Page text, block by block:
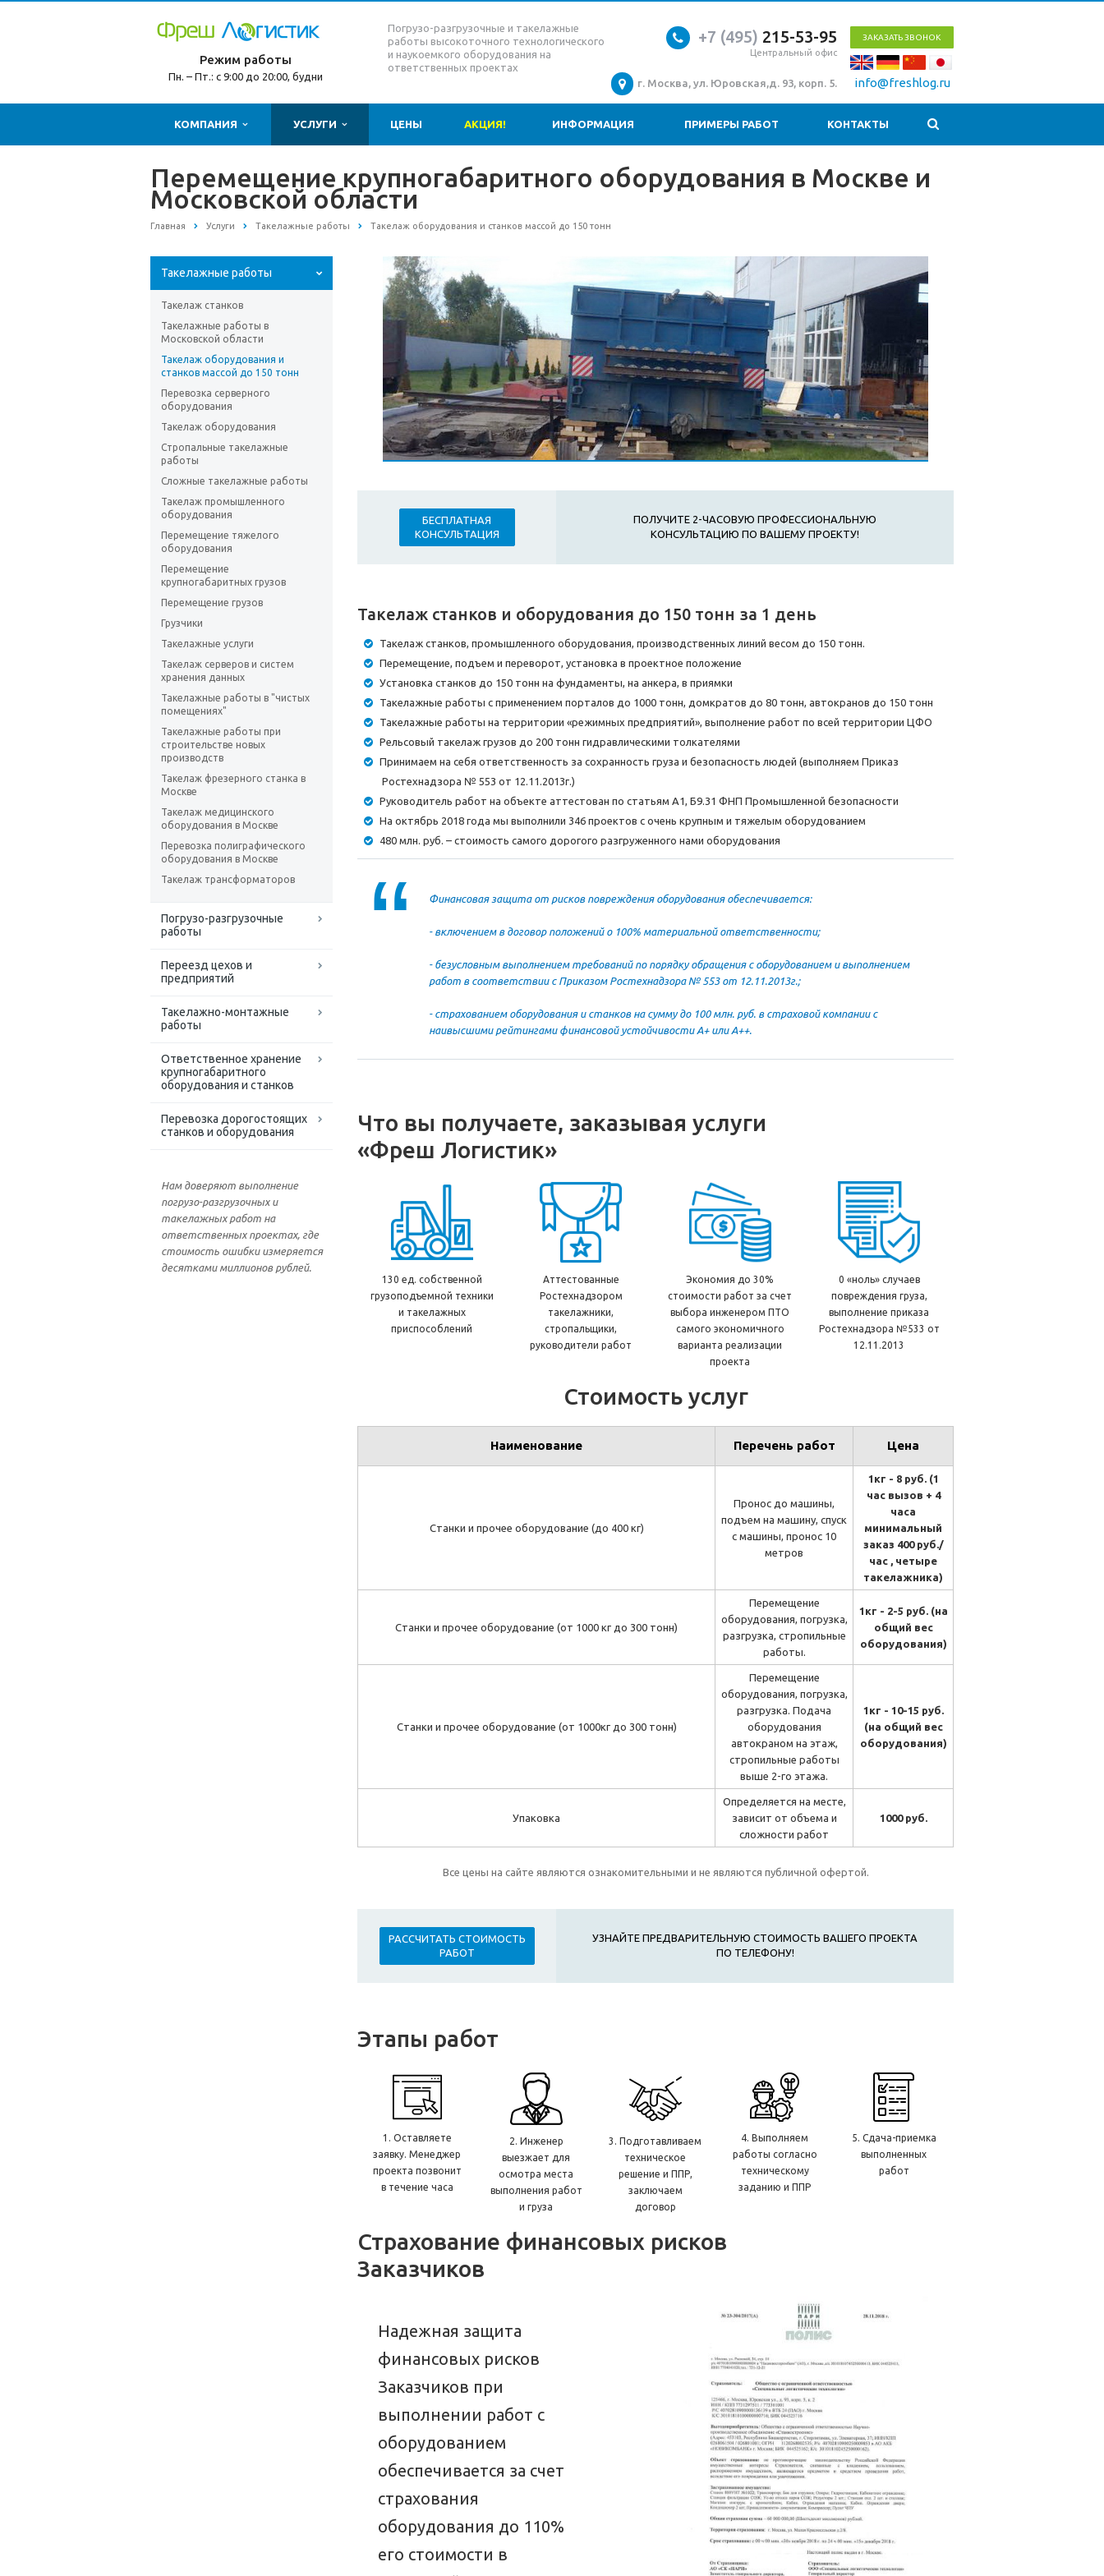
Режим работы
Пн. – Пт.: с 9:00 до 20:00, будни
Погрузо-разгрузочные и такелажные
работы высокоточного технологического
и наукоемкого оборудования на
ответственных проектах
ЗАКАЗАТЬ ЗВОНОК
info@freshlog.ru
+7 (495) 215-53-95
Центральный офис
г. Москва, ул. Юровская,д. 93, корп. 5.
КОМПАНИЯ УСЛУГИ ЦЕНЫ АКЦИЯ! ИНФОРМАЦИЯ ПРИМЕРЫ РАБОТ КОНТАКТЫ
Перемещение крупногабаритного оборудования в Москве и
Московской области
Главная Услуги Такелажные работы Такелаж оборудования и станков массой до 150 тонн
Такелажные работы
Такелаж станков
Такелажные работы в
Московской области
Такелаж оборудования и
станков массой до 150 тонн
Перевозка серверного
оборудования
Такелаж оборудования
Стропальные такелажные
работы
Сложные такелажные работы
Такелаж промышленного
оборудования
Перемещение тяжелого
оборудования
Перемещение
крупногабаритных грузов
Перемещение грузов
Грузчики
Такелажные услуги
Такелаж серверов и систем
хранения данных
Такелажные работы в "чистых
помещениях"
Такелажные работы при
строительстве новых
производств
Такелаж фрезерного станка в
Москве
Такелаж медицинского
оборудования в Москве
Перевозка полиграфического
оборудования в Москве
Такелаж трансформаторов
Погрузо-разгрузочные
работы
Переезд цехов и
предприятий
Такелажно-монтажные
работы
Ответственное хранение
крупногабаритного
оборудования и станков
Перевозка дорогостоящих
станков и оборудования
Нам доверяют выполнение
погрузо-разгрузочных и
такелажных работ на
ответственных проектах, где
стоимость ошибки измеряется
десятками миллионов рублей.
БЕСПЛАТНАЯ
КОНСУЛЬТАЦИЯ
ПОЛУЧИТЕ 2-ЧАСОВУЮ ПРОФЕССИОНАЛЬНУЮ
КОНСУЛЬТАЦИЮ ПО ВАШЕМУ ПРОЕКТУ!
Такелаж станков и оборудования до 150 тонн за 1 день
Такелаж станков, промышленного оборудования, производственных линий весом до 150 тонн.
Перемещение, подъем и переворот, установка в проектное положение
Установка станков до 150 тонн на фундаменты, на анкера, в приямки
Такелажные работы с применением порталов до 1000 тонн, домкратов до 80 тонн, автокранов до 150 тонн
Такелажные работы на территории «режимных предприятий», выполнение работ по всей территории ЦФО
Рельсовый такелаж грузов до 200 тонн гидравлическими толкателями
Принимаем на себя ответственность за сохранность груза и безопасность людей (выполняем Приказ
Ростехнадзора № 553 от 12.11.2013г.)
Руководитель работ на объекте аттестован по статьям А1, Б9.31 ФНП Промышленной безопасности
На октябрь 2018 года мы выполнили 346 проектов с очень крупным и тяжелым оборудованием
480 млн. руб. – стоимость самого дорогого разгруженного нами оборудования
Финансовая защита от рисков повреждения оборудования обеспечивается:
- включением в договор положений о 100% материальной ответственности;
- безусловным выполнением требований по порядку обращения с оборудованием и выполнением
работ в соответствии с Приказом Ростехнадзора № 553 от 12.11.2013г.;
- страхованием оборудования и станков на сумму до 100 млн. руб. в страховой компании с
наивысшими рейтингами финансовой устойчивости А+ или А++.
Что вы получаете, заказывая услуги
«Фреш Логистик»
130 ед. собственной
грузоподъемной техники
и такелажных
приспособлений
Аттестованные
Ростехнадзором
такелажники,
стропальщики,
руководители работ
Экономия до 30%
стоимости работ за счет
выбора инженером ПТО
самого экономичного
варианта реализации
проекта
0 «ноль» случаев
повреждения груза,
выполнение приказа
Ростехнадзора №533 от
12.11.2013
Стоимость услуг
Наименование Перечень работ Цена
Станки и прочее оборудование (до 400 кг)
Пронос до машины,
подъем на машину, спуск
с машины, пронос 10
метров
1кг - 8 руб. (1
час вызов + 4
часа
минимальный
заказ 400 руб./
час , четыре
такелажника)
Станки и прочее оборудование (от 1000 кг до 300 тонн)
Перемещение
оборудования, погрузка,
разгрузка, стропильные
работы.
1кг - 2-5 руб. (на
общий вес
оборудования)
Станки и прочее оборудование (от 1000кг до 300 тонн)
Перемещение
оборудования, погрузка,
разгрузка. Подача
оборудования
автокраном на этаж,
стропильные работы
выше 2-го этажа.
1кг - 10-15 руб.
(на общий вес
оборудования)
Упаковка
Определяется на месте,
зависит от объема и
сложности работ
1000 руб.
Все цены на сайте являются ознакомительными и не являются публичной офертой.
РАССЧИТАТЬ СТОИМОСТЬ
РАБОТ
УЗНАЙТЕ ПРЕДВАРИТЕЛЬНУЮ СТОИМОСТЬ ВАШЕГО ПРОЕКТА
ПО ТЕЛЕФОНУ!
Этапы работ
1. Оставляете
заявку. Менеджер
проекта позвонит
в течение часа
2. Инженер
выезжает для
осмотра места
выполнения работ
и груза
3. Подготавливаем
техническое
решение и ППР,
заключаем
договор
4. Выполняем
работы согласно
техническому
заданию и ППР
5. Сдача-приемка
выполненных
работ
Страхование финансовых рисков
Заказчиков
Надежная защита
финансовых рисков
Заказчиков при
выполнении работ с
оборудованием
обеспечивается за счет
страхования
оборудования до 110%
его стоимости в